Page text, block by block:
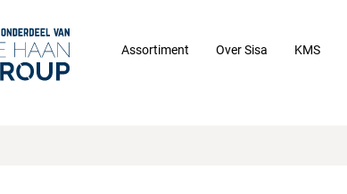
Assortiment Over Sisa KMS